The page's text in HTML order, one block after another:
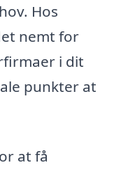
Hos
nemt for
i dit
punkter at
at få